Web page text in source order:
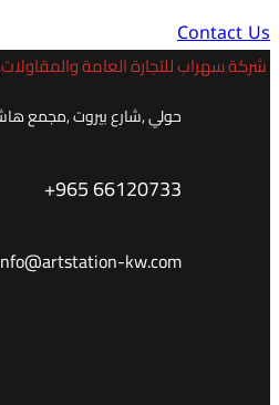
للتجارة العامة والمقاولات.
حولي ,شارع بيروت ,مجمع هاشم ,مكتب 28
+965 66120733
info@artstation-kw.com